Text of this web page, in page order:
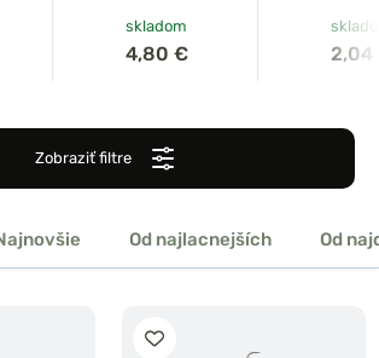
skladom
4,80 € 2,04
Zobraziť filtre
Od najlacnejších Od